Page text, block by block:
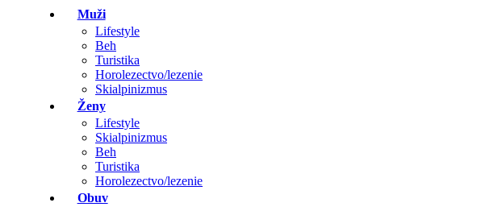
Muži
Lifestyle
Beh
Turistika
Horolezectvo/lezenie
Skialpinizmus
Ženy
Lifestyle
Skialpinizmus
Beh
Turistika
Horolezectvo/lezenie
Obuv